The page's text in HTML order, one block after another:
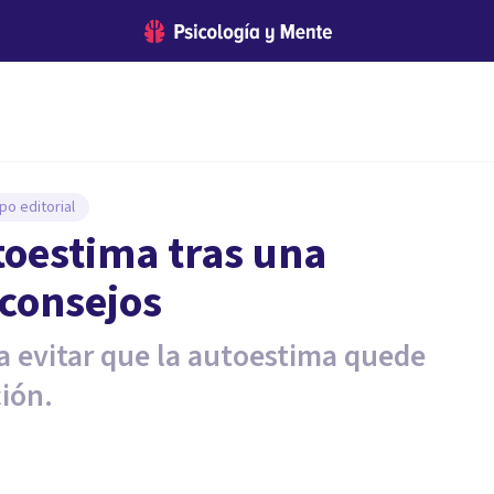
editorial
tras una
evitar que la autoestima quede